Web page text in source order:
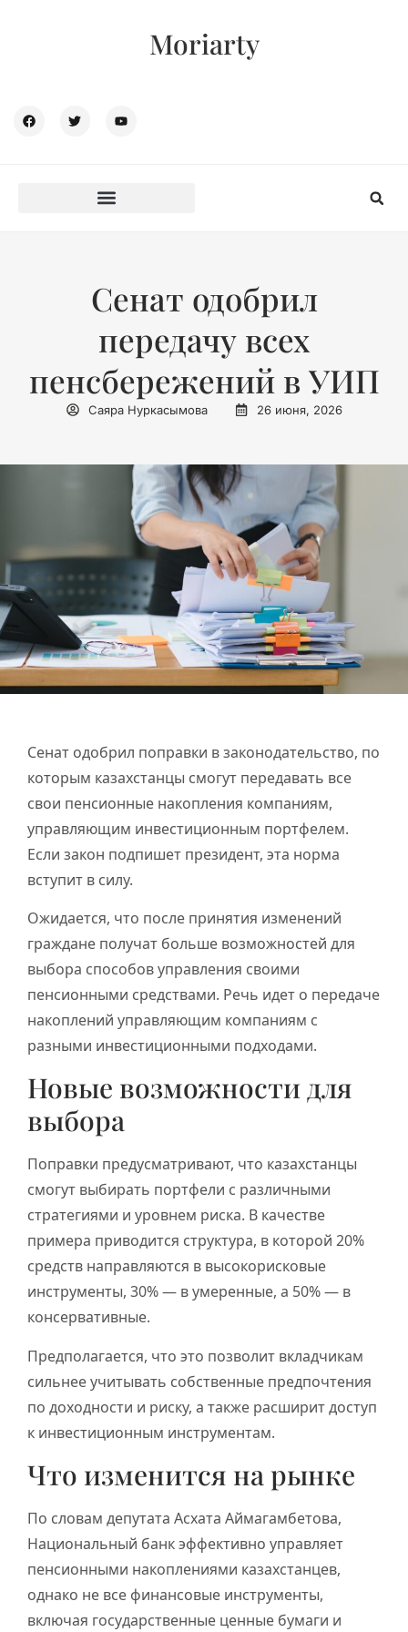
Moriarty
Сенат одобрил
передачу всех
пенсбережений в УИП
Саяра Нуркасымова 26 июня, 2026
Сенат одобрил поправки в законодательство, по
которым казахстанцы смогут передавать все
свои пенсионные накопления компаниям,
управляющим инвестиционным портфелем.
Если закон подпишет президент, эта норма
вступит в силу.
Ожидается, что после принятия изменений
граждане получат больше возможностей для
выбора способов управления своими
пенсионными средствами. Речь идет о передаче
накоплений управляющим компаниям с
разными инвестиционными подходами.
Новые возможности для
выбора
Поправки предусматривают, что казахстанцы
смогут выбирать портфели с различными
стратегиями и уровнем риска. В качестве
примера приводится структура, в которой 20%
средств направляются в высокорисковые
инструменты, 30% — в умеренные, а 50% — в
консервативные.
Предполагается, что это позволит вкладчикам
сильнее учитывать собственные предпочтения
по доходности и риску, а также расширит доступ
к инвестиционным инструментам.
Что изменится на рынке
По словам депутата Асхата Аймагамбетова,
Национальный банк эффективно управляет
пенсионными накоплениями казахстанцев,
однако не все финансовые инструменты,
включая государственные ценные бумаги и